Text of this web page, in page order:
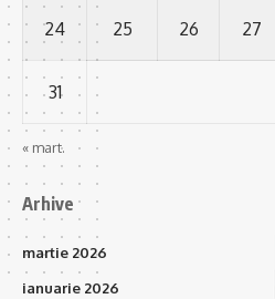
24 25 26 27
31
« mart.
Arhive
martie 2026
ianuarie 2026